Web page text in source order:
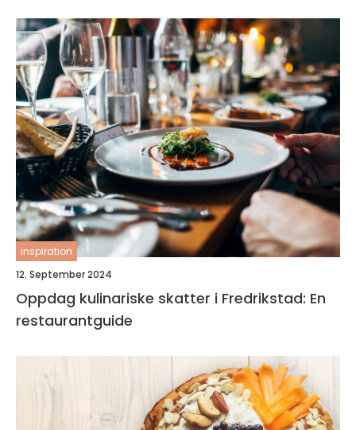
inspiration
12. September 2024
Oppdag kulinariske skatter i Fredrikstad: En
restaurantguide